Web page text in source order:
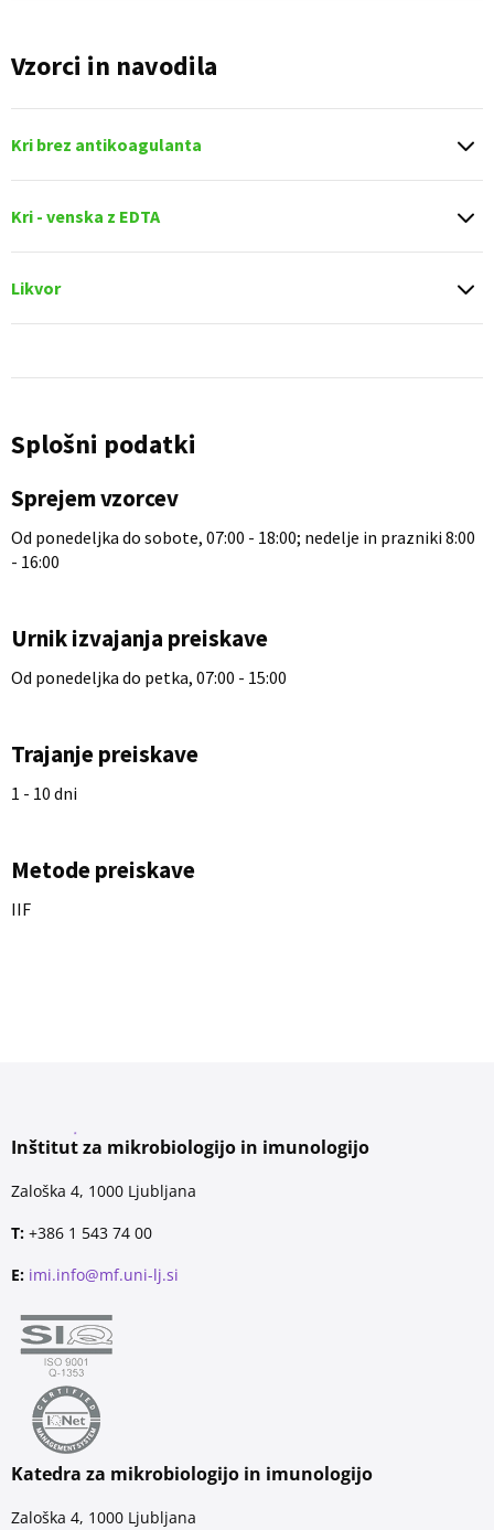
Vzorci in navodila
Kri brez antikoagulanta
Kri - venska z EDTA
Likvor
Splošni podatki
Sprejem vzorcev
Od ponedeljka do sobote, 07:00 - 18:00; nedelje in prazniki 8:00
- 16:00
Urnik izvajanja preiskave
Od ponedeljka do petka, 07:00 - 15:00
Trajanje preiskave
1 - 10 dni
Metode preiskave
IIF
Inštitut za mikrobiologijo in imunologijo
Zaloška 4, 1000 Ljubljana
T: +386 1 543 74 00
E: imi.info@mf.uni-lj.si
Katedra za mikrobiologijo in imunologijo
Zaloška 4, 1000 Ljubljana